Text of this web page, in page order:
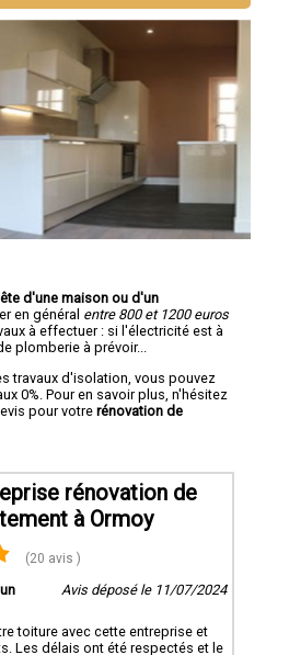
d'une maison ou d'un
en général entre 800 et 1200 euros
à effectuer : si l'électricité est à
plomberie à prévoir...
travaux d'isolation, vous pouvez
0%. Pour en savoir plus, n'hésitez
pour votre rénovation de
rénovation de
à Ormoy
(20 avis )
Avis déposé le 11/07/2024
toiture avec cette entreprise et
Les délais ont été respectés et le